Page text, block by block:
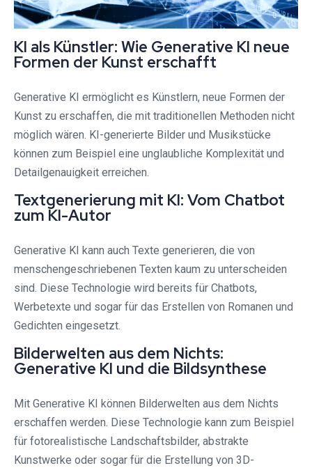
KI als Künstler: Wie Generative KI neue
Formen der Kunst erschafft
Generative KI ermöglicht es Künstlern, neue Formen der
Kunst zu erschaffen, die mit traditionellen Methoden nicht
möglich wären. KI-generierte Bilder und Musikstücke
können zum Beispiel eine unglaubliche Komplexität und
Detailgenauigkeit erreichen.
Textgenerierung mit KI: Vom Chatbot
zum KI-Autor
Generative KI kann auch Texte generieren, die von
menschengeschriebenen Texten kaum zu unterscheiden
sind. Diese Technologie wird bereits für Chatbots,
Werbetexte und sogar für das Erstellen von Romanen und
Gedichten eingesetzt.
Bilderwelten aus dem Nichts:
Generative KI und die Bildsynthese
Mit Generative KI können Bilderwelten aus dem Nichts
erschaffen werden. Diese Technologie kann zum Beispiel
für fotorealistische Landschaftsbilder, abstrakte
Kunstwerke oder sogar für die Erstellung von 3D-